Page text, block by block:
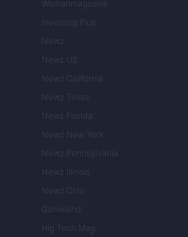
Womanmagazine
Investing Plus
Newz
Newz US
Newz California
Newz Texas
Newz Florida
Newz New York
Newz Pennsylvania
Newz Illinois
Newz Ohio
Gameland
Hig Tech Mag